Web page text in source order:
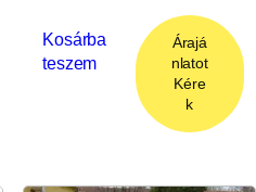
Kosárba
teszem
Árajá
nlatot
Kére
k